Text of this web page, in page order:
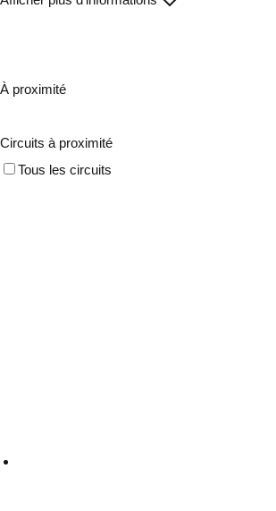
À proximité
Circuits à proximité
Tous les circuits